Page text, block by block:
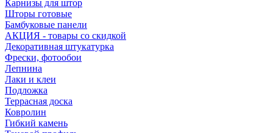
Карнизы для штор
Шторы готовые
Бамбуковые панели
АКЦИЯ - товары со скидкой
Декоративная штукатурка
Фрески, фотообои
Лепнина
Лаки и клеи
Подложка
Террасная доска
Ковролин
Гибкий камень